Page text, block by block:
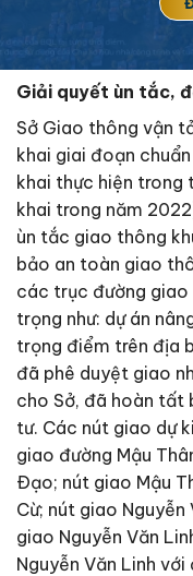
Giải quyết ùn tắc,
Sở Giao thông vận
khai giai đoạn
khai thực hiện trong
khai trong năm
ùn tắc giao thông
bảo an toàn giao
các trục đường giao
trọng như: dự án
trọng điểm trên địa
đã phê duyệt giao
cho Sở, đã hoàn tất
tư. Các nút giao dự
giao đường Mậu
Ðạo; nút giao Mậu
Cừ; nút giao Nguyễn
giao Nguyễn Văn
Nguyễn Văn Linh